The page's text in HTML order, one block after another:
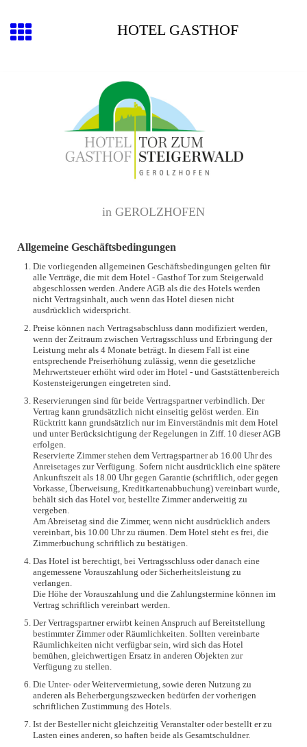
HOTEL GASTHOF
in GEROLZHOFEN
Allgemeine Geschäftsbedingungen
Die vorliegenden allgemeinen Geschäftsbedingungen gelten für
alle Verträge, die mit dem Hotel - Gasthof Tor zum Steigerwald
abgeschlossen werden. Andere AGB als die des Hotels werden
nicht Vertragsinhalt, auch wenn das Hotel diesen nicht
ausdrücklich widerspricht.
Preise können nach Vertragsabschluss dann modifiziert werden,
wenn der Zeitraum zwischen Vertragsschluss und Erbringung der
Leistung mehr als 4 Monate beträgt. In diesem Fall ist eine
entsprechende Preiserhöhung zulässig, wenn die gesetzliche
Mehrwertsteuer erhöht wird oder im Hotel - und Gaststättenbereich
Kostensteigerungen eingetreten sind.
Reservierungen sind für beide Vertragspartner verbindlich. Der
Vertrag kann grundsätzlich nicht einseitig gelöst werden. Ein
Rücktritt kann grundsätzlich nur im Einverständnis mit dem Hotel
und unter Berücksichtigung der Regelungen in Ziff. 10 dieser AGB
erfolgen.
Reservierte Zimmer stehen dem Vertragspartner ab 16.00 Uhr des
Anreisetages zur Verfügung. Sofern nicht ausdrücklich eine spätere
Ankunftszeit als 18.00 Uhr gegen Garantie (schriftlich, oder gegen
Vorkasse, Überweisung, Kreditkartenabbuchung) vereinbart wurde,
behält sich das Hotel vor, bestellte Zimmer anderweitig zu
vergeben.
Am Abreisetag sind die Zimmer, wenn nicht ausdrücklich anders
vereinbart, bis 10.00 Uhr zu räumen. Dem Hotel steht es frei, die
Zimmerbuchung schriftlich zu bestätigen.
Das Hotel ist berechtigt, bei Vertragsschluss oder danach eine
angemessene Vorauszahlung oder Sicherheitsleistung zu
verlangen.
Die Höhe der Vorauszahlung und die Zahlungstermine können im
Vertrag schriftlich vereinbart werden.
Der Vertragspartner erwirbt keinen Anspruch auf Bereitstellung
bestimmter Zimmer oder Räumlichkeiten. Sollten vereinbarte
Räumlichkeiten nicht verfügbar sein, wird sich das Hotel
bemühen, gleichwertigen Ersatz in anderen Objekten zur
Verfügung zu stellen.
Die Unter- oder Weitervermietung, sowie deren Nutzung zu
anderen als Beherbergungszwecken bedürfen der vorherigen
schriftlichen Zustimmung des Hotels.
Ist der Besteller nicht gleichzeitig Veranstalter oder bestellt er zu
Lasten eines anderen, so haften beide als Gesamtschuldner.